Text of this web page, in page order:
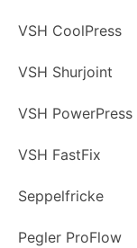
VSH CoolPress
VSH Shurjoint
VSH PowerPress
VSH FastFix
Seppelfricke
Pegler ProFlow